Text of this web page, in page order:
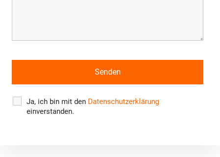
Ja, ich bin mit den Datenschutzerklärung
einverstanden.